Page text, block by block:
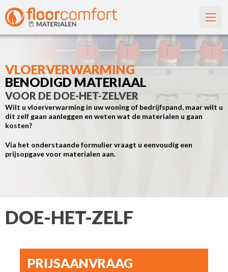
VLOERVERWARMING
BENODIGD MATERIAAL
VOOR DE DOE-HET-ZELVER
Wilt u vloerverwarming in uw woning of bedrijfspand, maar wilt u
dit zelf gaan aanleggen en weten wat de materialen u gaan
kosten?
Via het onderstaande formulier vraagt u eenvoudig een
prijsopgave voor materialen aan.
DOE-HET-ZELF
PRIJSAANVRAAG